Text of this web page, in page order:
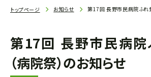
トップページ お知らせ 第17回 長野市民病院ふれ
第17回 長野市民病院
（病院祭）のお知らせ